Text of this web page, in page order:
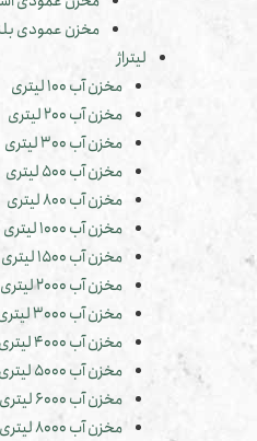
مخزن عمودی بلند
لیتراژ
مخزن آب 100 لیتری
مخزن آب 200 لیتری
مخزن آب 300 لیتری
مخزن آب 500 لیتری
مخزن آب 800 لیتری
مخزن آب 1000 لیتری
مخزن آب 1500 لیتری
مخزن آب 2000 لیتری
مخزن آب 3000 لیتری
مخزن آب 4000 لیتری
مخزن آب 5000 لیتری
مخزن آب 6000 لیتری
مخزن آب 8000 لیتری